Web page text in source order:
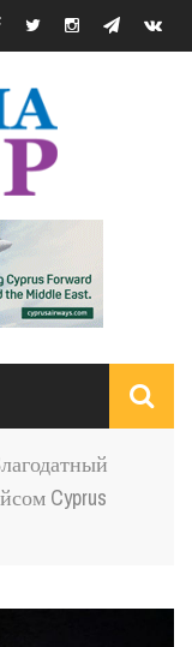
Cyprus